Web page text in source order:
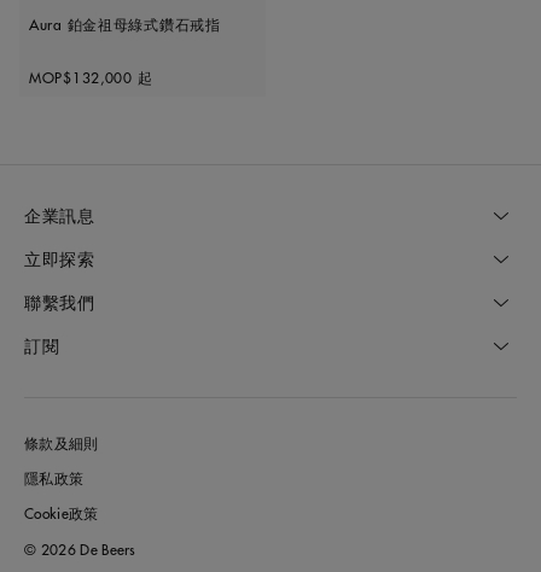
Aura 鉑金祖母綠式鑽石戒指
Original price
MOP$132,000 起
企業訊息
立即探索
聯繫我們
訂閱
條款及細則
隱私政策
Cookie政策
© 2026 De Beers